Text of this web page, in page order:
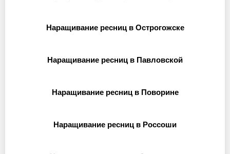
Наращивание ресниц в Острогожске
Наращивание ресниц в Павловской
Наращивание ресниц в Поворине
Наращивание ресниц в Россоши